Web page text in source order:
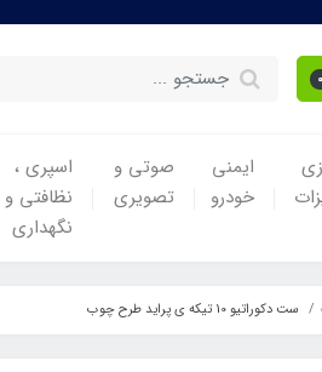
0
ایمنی
خودرو
صوتی و
تصویری
اسپری ،
نظافتی و
نگهداری
ست دکوراتیو 10 تیکه ی پراید طرح چوب